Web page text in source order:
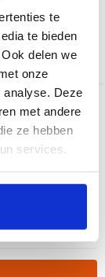
te
te bieden
delen we
onze
analyse. Deze
met andere
ze hebben
services.